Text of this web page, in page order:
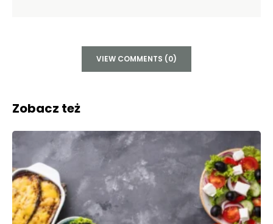
VIEW COMMENTS (0)
Zobacz też